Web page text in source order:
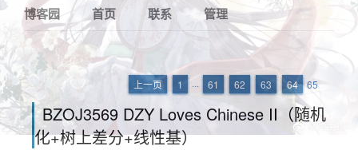
博客园 首页 联系 管理
上一页 1 ··· 61 62 63 64 65
BZOJ3569 DZY Loves Chinese II（随机
化+树上差分+线性基）